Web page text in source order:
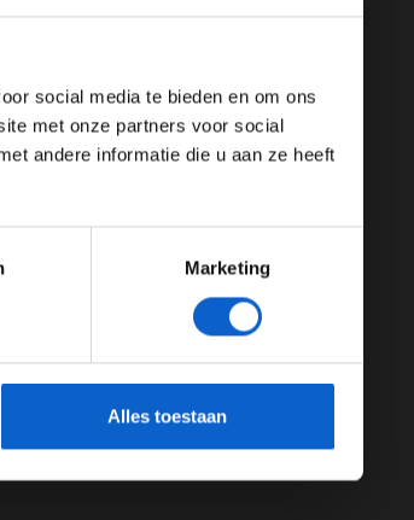
social media te bieden en om ons
met onze partners voor social
andere informatie die u aan ze heeft
Marketing
Alles toestaan
(18+)
en -bescherming.